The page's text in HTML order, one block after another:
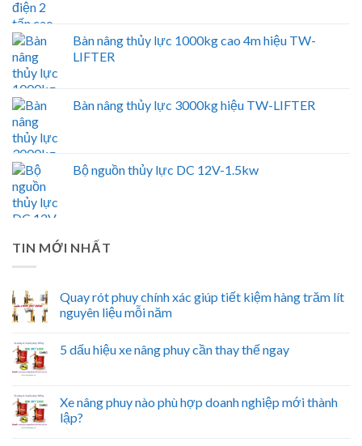
Bàn nâng thủy lực 1000kg cao 4m hiệu TW-
LIFTER
Bàn nâng thủy lực 3000kg hiệu TW-LIFTER
Bộ nguồn thủy lực DC 12V-1.5kw
TIN MỚI NHẤT
Quay rót phuy chính xác giúp tiết kiệm hàng trăm lít
nguyên liệu mỗi năm
5 dấu hiệu xe nâng phuy cần thay thế ngay
Xe nâng phuy nào phù hợp doanh nghiệp mới thành
lập?